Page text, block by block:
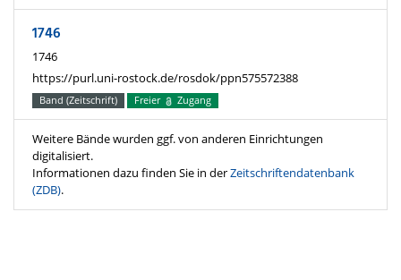
1746
1746
https://purl.uni-rostock.de/rosdok/ppn575572388
Band (Zeitschrift) Freier Zugang
Weitere Bände wurden ggf. von anderen Einrichtungen
digitalisiert.
Informationen dazu finden Sie in derZeitschriftendatenbank
(ZDB).